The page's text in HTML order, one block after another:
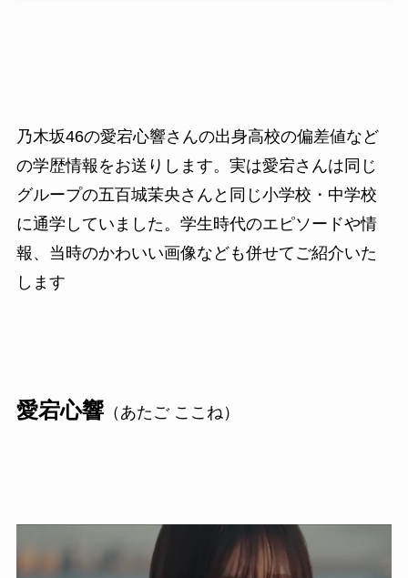
乃木坂46の愛宕心響さんの出身高校の偏差値など
の学歴情報をお送りします。実は愛宕さんは同じ
グループの五百城茉央さんと同じ小学校・中学校
に通学していました。学生時代のエピソードや情
報、当時のかわいい画像なども併せてご紹介いた
します
愛宕心響（あたご ここね）